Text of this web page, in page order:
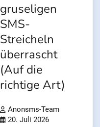
gruseligen
SMS-
Streicheln
überrascht
(Auf die
richtige Art)
Anonsms-Team
20. Juli 2026